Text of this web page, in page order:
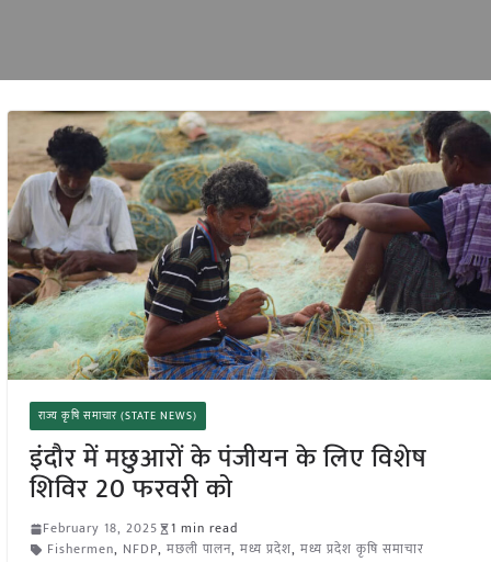
राज्य कृषि समाचार (STATE NEWS)
इंदौर में मछुआरों के पंजीयन के लिए विशेष
शिविर 20 फरवरी को
February 18, 2025
1 min read
Fishermen, NFDP, मछली पालन, मध्य प्रदेश, मध्य प्रदेश कृषि समाचार